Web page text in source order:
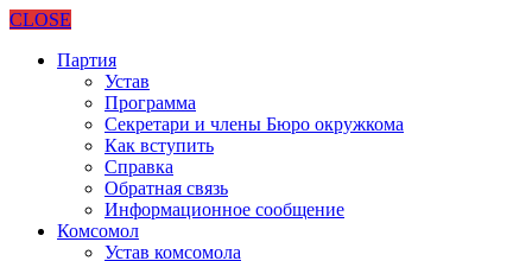
CLOSE
Партия
Устав
Программа
Секретари и члены Бюро окружкома
Как вступить
Справка
Обратная связь
Информационное сообщение
Комсомол
Устав комсомола